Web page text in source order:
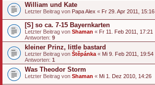
William und Kate
Letzter Beitrag von Papa Alex « Fr 29. Apr 2011, 15:16
[S] so ca. 7-15 Bayernkarten
Letzter Beitrag von Shaman « Fr 11. Feb 2011, 17:21
Antworten: 9
kleiner Prinz, little bastard
Letzter Beitrag von Štěpánka « Mi 9. Feb 2011, 19:54
Antworten: 1
Was Theodor Storm
Letzter Beitrag von Shaman « Mi 1. Dez 2010, 14:26